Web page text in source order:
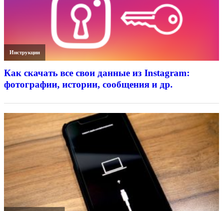
Инструкции
Как скачать все свои данные из Instagram:
фотографии, истории, сообщения и др.